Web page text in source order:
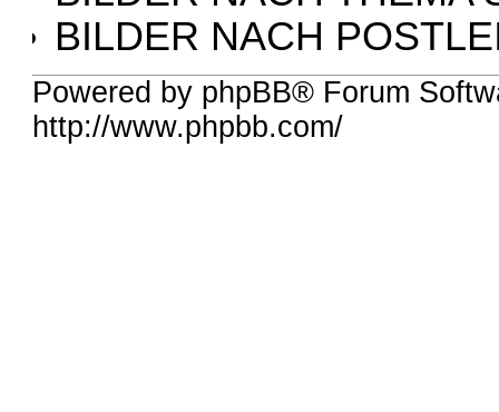
BILDER NACH
Powered by phpBB® Forum
http://www.phpbb.com/